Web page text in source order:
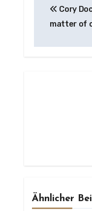
Cory
matter of
Ähnlicher